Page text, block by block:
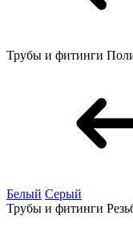
Трубы и фитинги
Белый Серый
Трубы и фитинги